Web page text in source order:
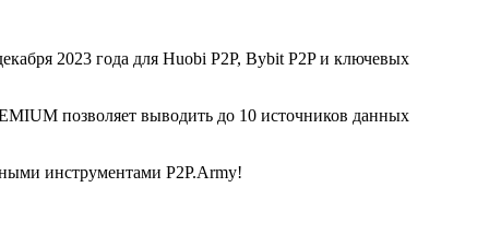
2023 года для Huobi P2P, Bybit P2P и ключевых
позволяет выводить до 10 источников данных
инструментами P2P.Army!